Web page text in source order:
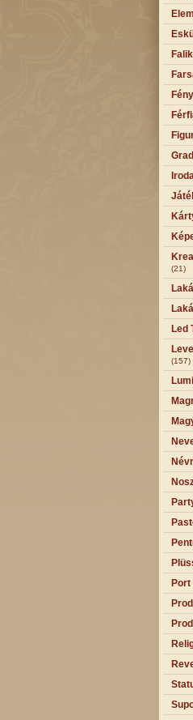
Elem
(21)
Led
(157)